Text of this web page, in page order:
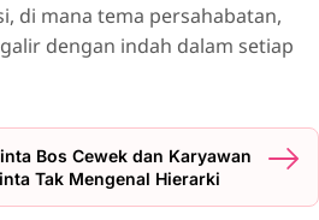
di mana tema persahabatan,
dengan indah dalam setiap
Bos Cewek dan Karyawan
Tak Mengenal Hierarki